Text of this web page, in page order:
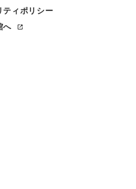
ティポリシー
へ
覧